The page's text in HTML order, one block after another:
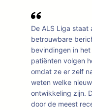
De ALS Liga staat
betrouwbare
bevindingen in
patiënten volgen
omdat ze er zelf
weten welke
ontwikkeling zijn.
door de meest